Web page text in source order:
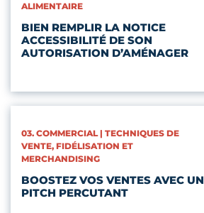
ALIMENTAIRE
BIEN REMPLIR LA NOTICE
ACCESSIBILITÉ DE SON
AUTORISATION D’AMÉNAGER
CATÉGORIES :
03. COMMERCIAL | TECHNIQUES DE
VENTE, FIDÉLISATION ET
MERCHANDISING
BOOSTEZ VOS VENTES AVEC UN
PITCH PERCUTANT